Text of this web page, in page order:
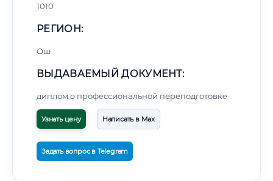
1010
РЕГИОН:
Ош
ВЫДАВАЕМЫЙ ДОКУМЕНТ:
диплом о профессиональной переподготовке
Узнать цену Написать в Max
Задать вопрос в Telegram